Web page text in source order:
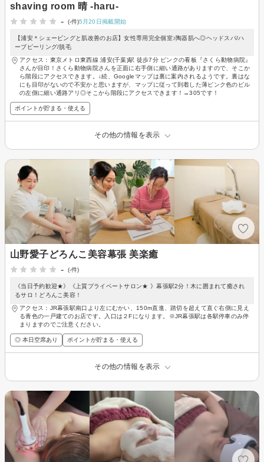
shaving room 晴 -haru-
-
(-件)5月20日掲載開始
【浦安＊シェービングと肌改善のお店】女性専用完全個室♪陶器肌へ◎ヘッドスパ/ハ
ーブピーリング/脱毛
アクセス：東京メトロ東西線 浦安(千葉)駅 徒歩7分 ピンクの看板『さくら動物病院』
さんが目印！さくら動物病院さんを正面に右手側に細い通路がありますので、そこか
ら階段にアクセスできます。↓続、Googleマップは裏に案内されるようです。裏はな
にも目印がないので不安かと思いますが、マップに従って到着した薄ピンク色のビル
の左側に細い通路アリ◎そこから階段にアクセスできます！→305です！
ポイントが貯まる・使える
その他の情報を表示
山野愛子どろんこ美容幕張 美楽癒
-
(-件)
《当日予約歓迎★》《上質プライベートサロン★ 》幕張駅2分！木に囲まれて癒され
るサロ！どろんこ美容！
アクセス：JR幕張駅南口より左にむかい、150m直進、踏切を超えて直ぐ右側に見え
る青色の一戸建てのお店です。入口は２Fになります。※JR幕張駅は各駅停車のみ停
まりますのでご注意ください。
◎ 本日空席あり ポイントが貯まる・使える
その他の情報を表示